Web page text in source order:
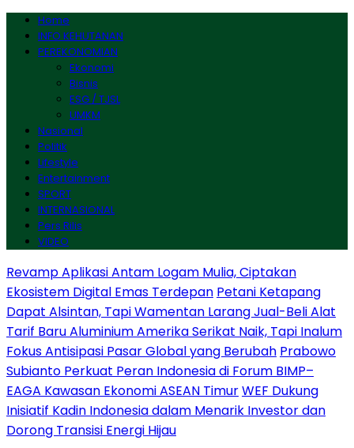
Home
INFO KEHUTANAN
PEREKONOMIAN
Ekonomi
Bisnis
ESG / TJSL
UMKM
Nasional
Politik
Lifestyle
Entertainment
SPORT
INTERNASIONAL
Pers Rilis
VIDEO
Revamp Aplikasi Antam Logam Mulia, Ciptakan
Ekosistem Digital Emas Terdepan Petani Ketapang
Dapat Alsintan, Tapi Wamentan Larang Jual-Beli Alat
Tarif Baru Aluminium Amerika Serikat Naik, Tapi Inalum
Fokus Antisipasi Pasar Global yang Berubah Prabowo
Subianto Perkuat Peran Indonesia di Forum BIMP–
EAGA Kawasan Ekonomi ASEAN TimurWEF Dukung
Inisiatif Kadin Indonesia dalam Menarik Investor dan
Dorong Transisi Energi Hijau